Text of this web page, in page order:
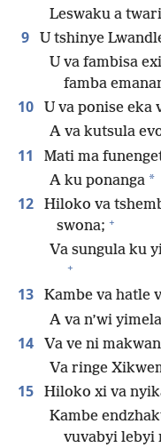
Leswaku a
9
U tshinye
U va fambisa
famba
10 U va ponise eka
A va kutsula
11
Mati ma
A ku ponanga *
12
Hiloko va
swona; +
Va sungula ku
+
13 Kambe va hatle
A va n’wi
14 Va ve ni
Va ringe
15
Hiloko xi va
Kambe
vuvabyi lebyi